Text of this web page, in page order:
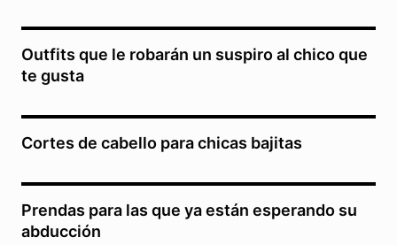
Outfits que le robarán un suspiro al chico que
te gusta
Cortes de cabello para chicas bajitas
Prendas para las que ya están esperando su
abducción